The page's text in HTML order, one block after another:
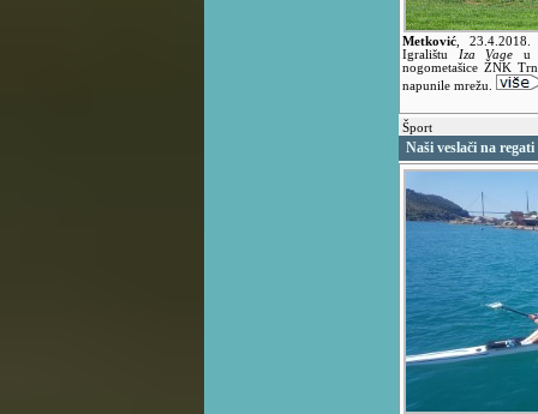
Metković ,
Igralištu
Iza Vage u
nogometašice ŽNK
napunile mrežu.
Šport
Naši veslači na